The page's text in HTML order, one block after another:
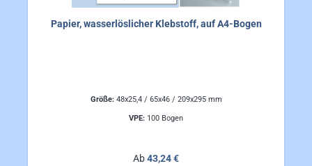
Papier, wasserlöslicher Klebstoff, auf A4-Bogen
Größe: 48x25,4 / 65x46 / 209x295 mm
VPE: 100 Bogen
Regulärer Preis:
Ab43,24 €